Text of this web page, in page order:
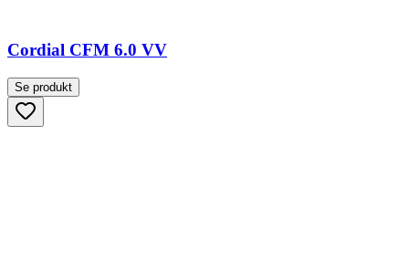
Cordial CFM 6.0 VV
Se produkt